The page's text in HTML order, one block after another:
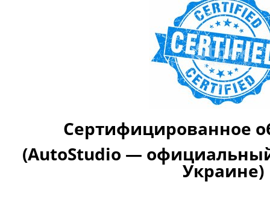
Сертифицированное
(AutoStudio —
Украине)